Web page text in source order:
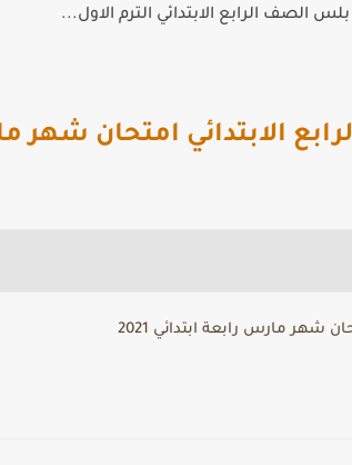
الصف الرابع الابتدائي الترم الاول...
الابتدائي امتحان شهر مارس
شهر مارس رابعة ابتدائي 2021